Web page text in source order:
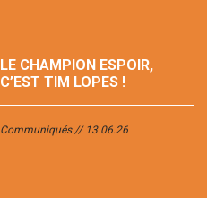
LE CHAMPION ESPOIR,
C’EST TIM LOPES !
Communiqués 13.06.26